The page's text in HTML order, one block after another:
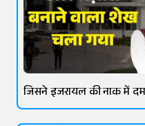
जिसने इजरायल की नाक में